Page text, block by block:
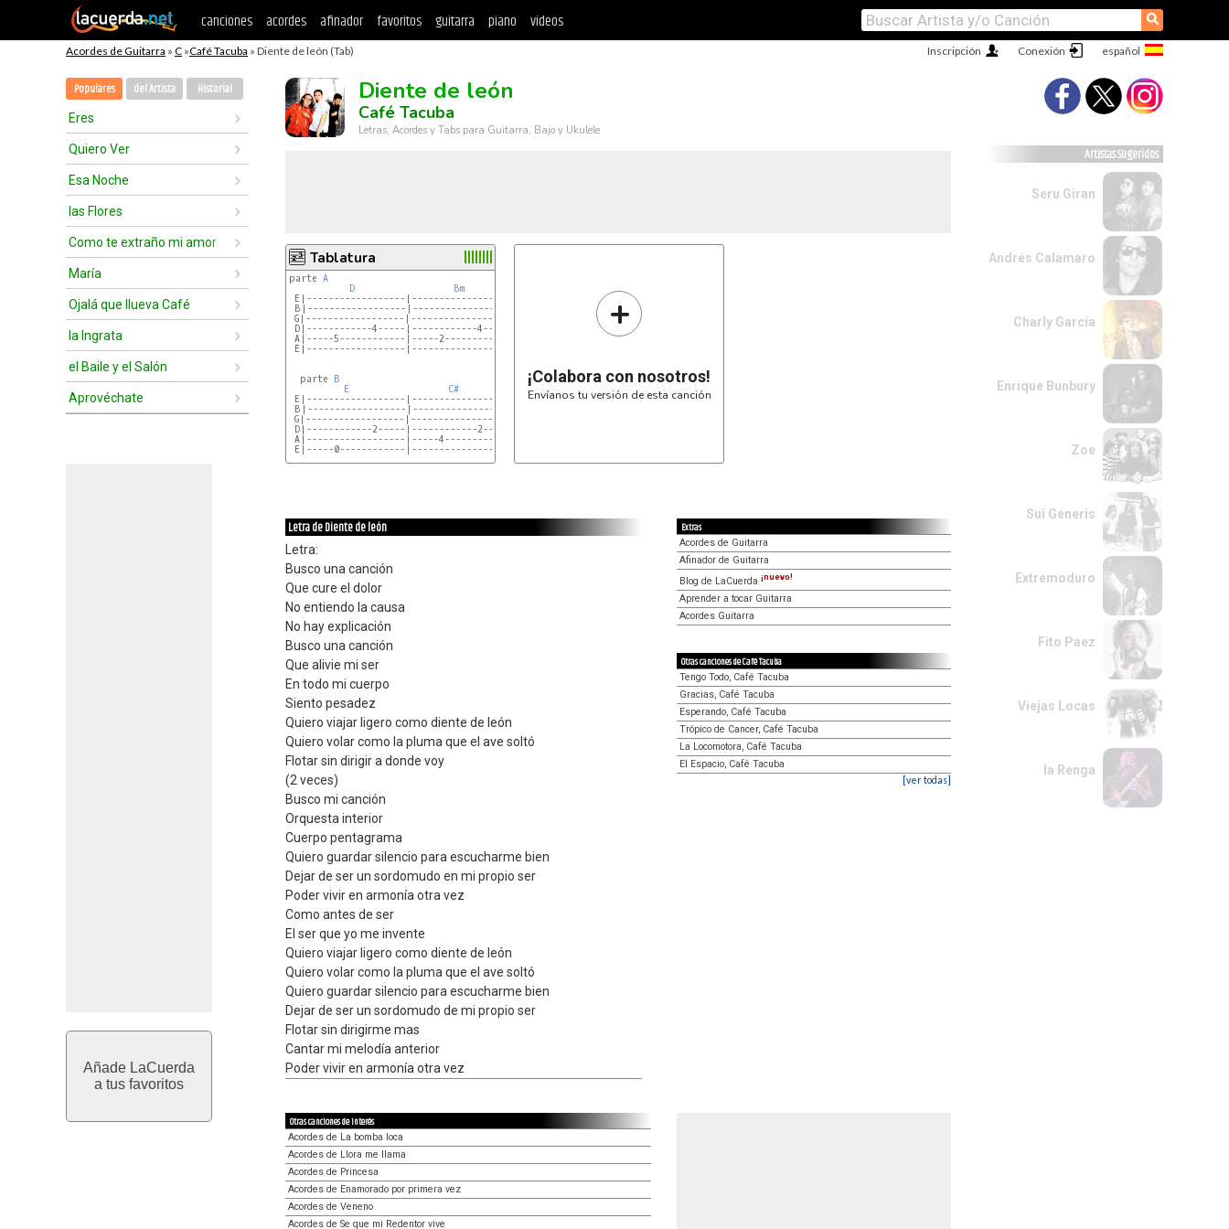
canciones acordes afinador favoritos guitarra piano videos ⚲
Acordes de Guitarra » C »Café Tacuba » Diente de león (Tab) Conexión
Inscripción
Populares del Artista Historial
Eres
Quiero Ver
Esa Noche
las Flores
Como te extraño mi amor
María
Ojalá que llueva Café
la Ingrata
el Baile y el Salón
Aprovéchate
Añade LaCuerda
a tus favoritos
Diente de león
Café Tacuba
Letras, Acordes y Tabs para Guitarra, Bajo y Ukulele
Tablatura
parte A
D
Bm
E|------------------|------------------|------------------|------------------|
B|------------------|------------------|------------------|------------------|
G|------------------|------------------|------------------|------------------|
D|------------4-----|------------4-----|-----------4------|------------4-----|
A|-----5------------|-----2------------|------------------|------------------|
E|------------------|------------------|----2-------------|----2-------------|
  parte
B
E
C#
F#
E|------------------|------------------|------------------|------------------|
B|------------------|------------------|------------------|------------------|
G|------------------|------------------|------------------|------------------|
D|------------2-----|------------2-----|-----------4------|------------4-----|
A|------------------|-----4------------|------------------|------------------|
E|-----0------------|------------------|----2-------------|----2-------------|
+
¡Colabora con nosotros!
Envíanos tu versión de esta canción
Letra de Diente de león
Letra:
Busco una canción
Que cure el dolor
No entiendo la causa
No hay explicación
Busco una canción
Que alivie mi ser
En todo mi cuerpo
Siento pesadez
Quiero viajar ligero como diente de león
Quiero volar como la pluma que el ave soltó
Flotar sin dirigir a donde voy
(2 veces)
Busco mi canción
Orquesta interior
Cuerpo pentagrama
Quiero guardar silencio para escucharme bien
Dejar de ser un sordomudo en mi propio ser
Poder vivir en armonía otra vez
Como antes de ser
El ser que yo me invente
Quiero viajar ligero como diente de león
Quiero volar como la pluma que el ave soltó
Quiero guardar silencio para escucharme bien
Dejar de ser un sordomudo de mi propio ser
Flotar sin dirigirme mas
Cantar mi melodía anterior
Poder vivir en armonía otra vez
Extras
Acordes de Guitarra
Afinador de Guitarra
Blog de LaCuerda ¡nuevo!
Aprender a tocar Guitarra
Acordes Guitarra
Otras canciones de Café Tacuba
Tengo Todo, Café Tacuba
Gracias, Café Tacuba
Esperando, Café Tacuba
Trópico de Cancer, Café Tacuba
La Locomotora, Café Tacuba
El Espacio, Café Tacuba
[ver todas]
Otras canciones de interés
Acordes de La bomba loca
Acordes de Llora me llama
Acordes de Princesa
Acordes de Enamorado por primera vez
Acordes de Veneno
Acordes de Se que mi Redentor vive
Artistas Sugeridos
Seru Giran
Andrés Calamaro
Charly García
Enrique Bunbury
Zoe
Sui Generis
Extremoduro
Fito Paez
Viejas Locas
la Renga